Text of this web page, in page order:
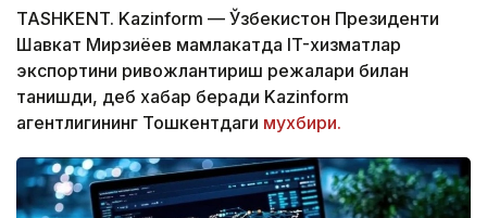
TASHKENT. Kazinform — Ўзбекистон Президенти
Шавкат Мирзиёев мамлакатда IT-хизматлар
экспортини ривожлантириш режалари билан
танишди, деб хабар беради Kazinform
агентлигининг Тошкентдаги мухбири.